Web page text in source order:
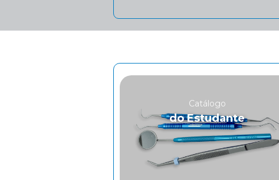
Catálogo
do Estudante